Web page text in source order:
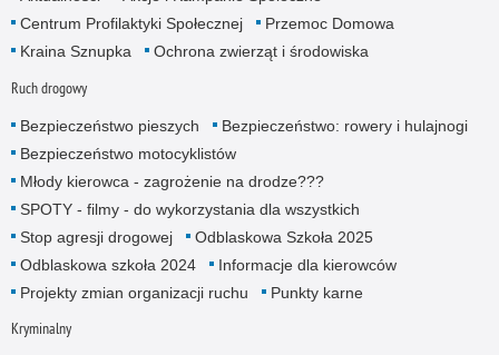
Centrum Profilaktyki Społecznej
Przemoc Domowa
Kraina Sznupka
Ochrona zwierząt i środowiska
Ruch drogowy
Bezpieczeństwo pieszych
Bezpieczeństwo: rowery i hulajnogi
Bezpieczeństwo motocyklistów
Młody kierowca - zagrożenie na drodze???
SPOTY - filmy - do wykorzystania dla wszystkich
Stop agresji drogowej
Odblaskowa Szkoła 2025
Odblaskowa szkoła 2024
Informacje dla kierowców
Projekty zmian organizacji ruchu
Punkty karne
Kryminalny